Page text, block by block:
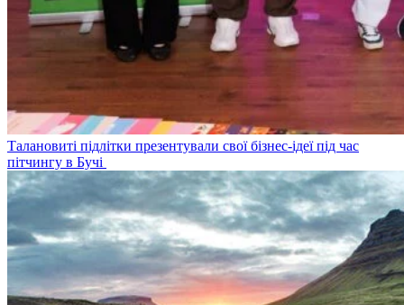
Талановиті підлітки презентували свої бізнес-ідеї під час
пітчингу в Бучі